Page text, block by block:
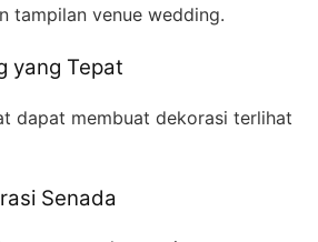
tampilan venue wedding.
yang Tepat
dapat membuat dekorasi terlihat
Senada